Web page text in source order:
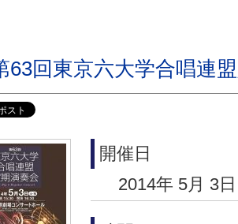
63回東京六大学合唱連
開催日
2014年 5月 3